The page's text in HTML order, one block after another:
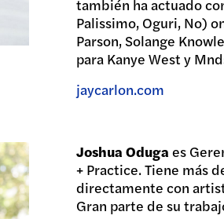
también ha actuado
Palissimo, Oguri, No)
Parson, Solange
para Kanye West y
jaycarlon.com
Joshua Oduga es
+ Practice. Tiene más
directamente con
Gran parte de su